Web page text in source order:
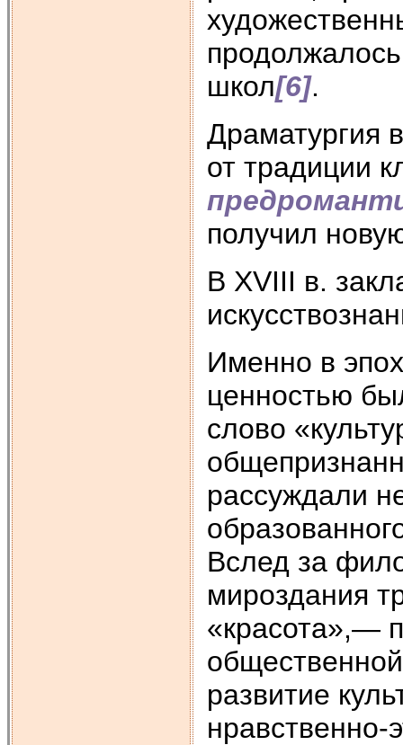
школ[6].
Драматургия
от традиции
получил
В XVIII в.
Именно в
ценностью
слово
рассуждали
Вслед за
мироздания
«красота»,—
развитие
нравственно-